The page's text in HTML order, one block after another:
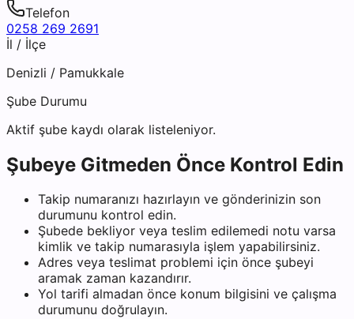
Telefon
0258 269 2691
İl / İlçe
Denizli / Pamukkale
Şube Durumu
Aktif şube kaydı olarak listeleniyor.
Şubeye Gitmeden Önce Kontrol Edin
Takip numaranızı hazırlayın ve gönderinizin son
durumunu kontrol edin.
Şubede bekliyor veya teslim edilemedi notu varsa
kimlik ve takip numarasıyla işlem yapabilirsiniz.
Adres veya teslimat problemi için önce şubeyi
aramak zaman kazandırır.
Yol tarifi almadan önce konum bilgisini ve çalışma
durumunu doğrulayın.